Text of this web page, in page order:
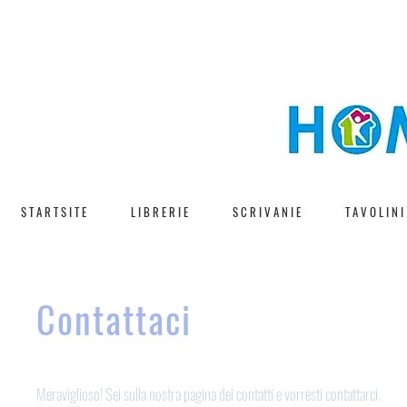
S T A R T S I T E L I B R E R I E S C R I V A N I E T A V O L I N I
Contattaci
Meraviglioso! Sei sulla nostra pagina dei contatti e vorresti contattarci.